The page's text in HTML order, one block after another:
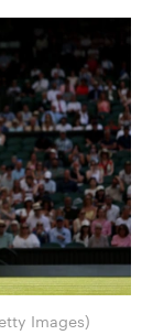
Images)